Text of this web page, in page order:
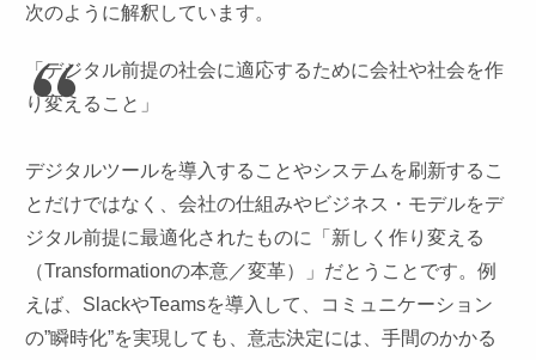
次のように解釈しています。
「デジタル前提の社会に適応するために会社や社会を作
り変えること」
デジタルツールを導入することやシステムを刷新するこ
とだけではなく、会社の仕組みやビジネス・モデルをデ
ジタル前提に最適化されたものに「新しく作り変える
（Transformationの本意／変革）」だとうことです。例
えば、SlackやTeamsを導入して、コミュニケーション
の”瞬時化”を実現しても、意志決定には、手間のかかる